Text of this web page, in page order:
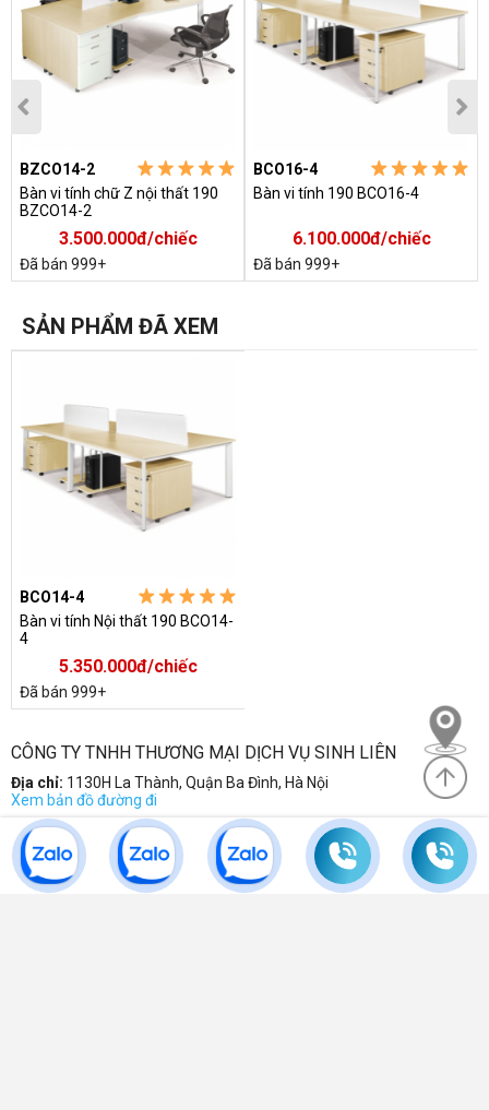
BZCO14-2
Bàn vi tính chữ Z nội thất 190
BZCO14-2
3.500.000đ/chiếc
Đã bán 999+
BCO16-4
Bàn vi tính 190 BCO16-4
6.100.000đ/chiếc
Đã bán 999+
SẢN PHẨM ĐÃ XEM
BCO14-4
Bàn vi tính Nội thất 190 BCO14-
4
5.350.000đ/chiếc
Đã bán 999+
CÔNG TY TNHH THƯƠNG MẠI DỊCH VỤ SINH LIÊN
Địa chỉ: 1130H La Thành, Quận Ba Đình, Hà Nội
Xem bản đồ đường đi
Điện thoại:
0904 570 339 0985 635 830
043 7752 728
Email:sinhlien@noithatsinhlien.com
Mã số DKKD:
0102337997 do sở KHDDT Hà Nội cấp